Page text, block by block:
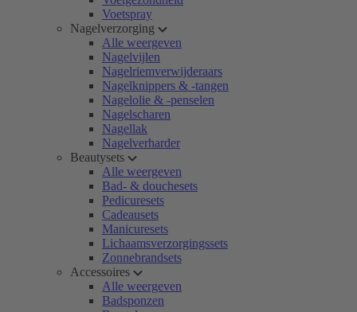
Voetspray
Nagelverzorging
Alle weergeven
Nagelvijlen
Nagelriemverwijderaars
Nagelknippers & -tangen
Nagelolie & -penselen
Nagelscharen
Nagellak
Nagelverharder
Beautysets
Alle weergeven
Bad- & douchesets
Pedicuresets
Cadeausets
Manicuresets
Lichaamsverzorgingssets
Zonnebrandsets
Accessoires
Alle weergeven
Badsponzen